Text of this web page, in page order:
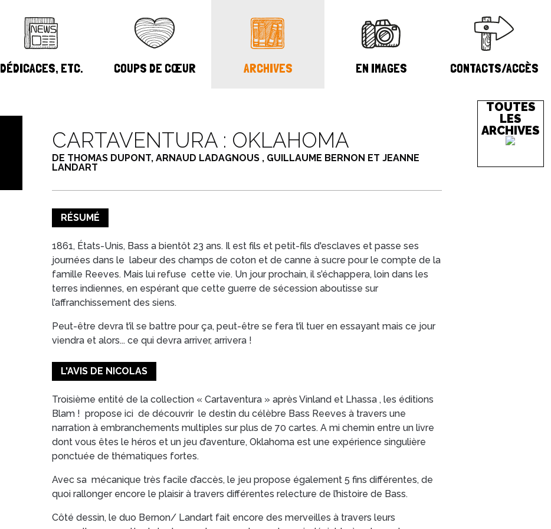
DÉDICACES, ETC. COUPS DE CŒUR ARCHIVES EN IMAGES CONTACTS/ACCÈS
CARTAVENTURA : OKLAHOMA
DE THOMAS DUPONT, ARNAUD LADAGNOUS , GUILLAUME BERNON ET JEANNE
LANDART
RÉSUMÉ
1861, États-Unis, Bass a bientôt 23 ans. Il est fils et petit-fils d'esclaves et passe ses
journées dans le labeur des champs de coton et de canne à sucre pour le compte de la
famille Reeves. Mais lui refuse cette vie. Un jour prochain, il s’échappera, loin dans les
terres indiennes, en espérant que cette guerre de sécession aboutisse sur
l’affranchissement des siens.
Peut-être devra t’il se battre pour ça, peut-être se fera t’il tuer en essayant mais ce jour
viendra et alors... ce qui devra arriver, arrivera !
L'AVIS DE NICOLAS
Troisième entité de la collection « Cartaventura » après Vinland et Lhassa , les éditions
Blam ! propose ici de découvrir le destin du célèbre Bass Reeves à travers une
narration à embranchements multiples sur plus de 70 cartes. A mi chemin entre un livre
dont vous êtes le héros et un jeu d’aventure, Oklahoma est une expérience singulière
ponctuée de thématiques fortes.
Avec sa mécanique très facile d’accès, le jeu propose également 5 fins différentes, de
quoi rallonger encore le plaisir à travers différentes relecture de l’histoire de Bass.
Côté dessin, le duo Bernon/ Landart fait encore des merveilles à travers leurs
TOUTES
LES
ARCHIVES